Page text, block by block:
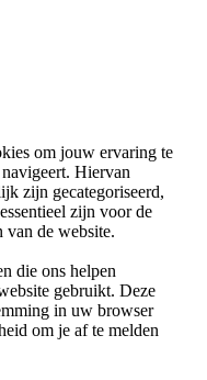
om jouw ervaring te
Hiervan
zijn gecategoriseerd,
zijn voor de
van de website.
die ons helpen
gebruikt. Deze
in uw browser
om je af te melden